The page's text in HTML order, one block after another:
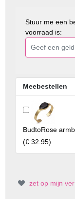
Stuur me een
voorraad is:
Meebestellen
BudtoRose
(€ 32.95)
zet op mijn